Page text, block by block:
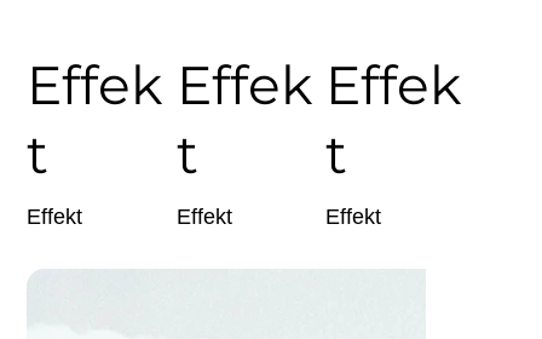
Effek
t
Effekt
Effek
t
Effekt
Effek
t
Effekt